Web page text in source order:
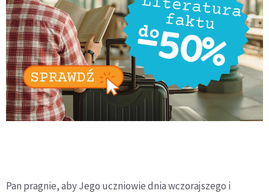
Pan pragnie, aby Jego uczniowie dnia wczorajszego i